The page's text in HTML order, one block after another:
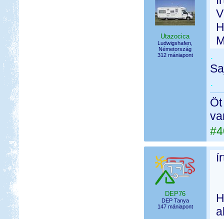
Utazocica
Ludwigshafen,
Németország
312 mániapont
.
.
DEP76
DEP Tanya
147 mániapont